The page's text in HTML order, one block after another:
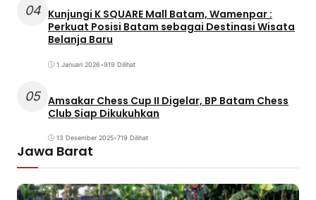
04 Kunjungi K SQUARE Mall Batam, Wamenpar :
Perkuat Posisi Batam sebagai Destinasi Wisata
Belanja Baru
1 Januari 2026•919 Dilihat
05 Amsakar Chess Cup II Digelar, BP Batam Chess
Club Siap Dikukuhkan
13 Desember 2025•719 Dilihat
Jawa Barat